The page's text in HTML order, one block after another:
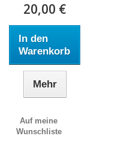
20,00 €
In den
Warenkorb
Mehr
Auf meine
Wunschliste